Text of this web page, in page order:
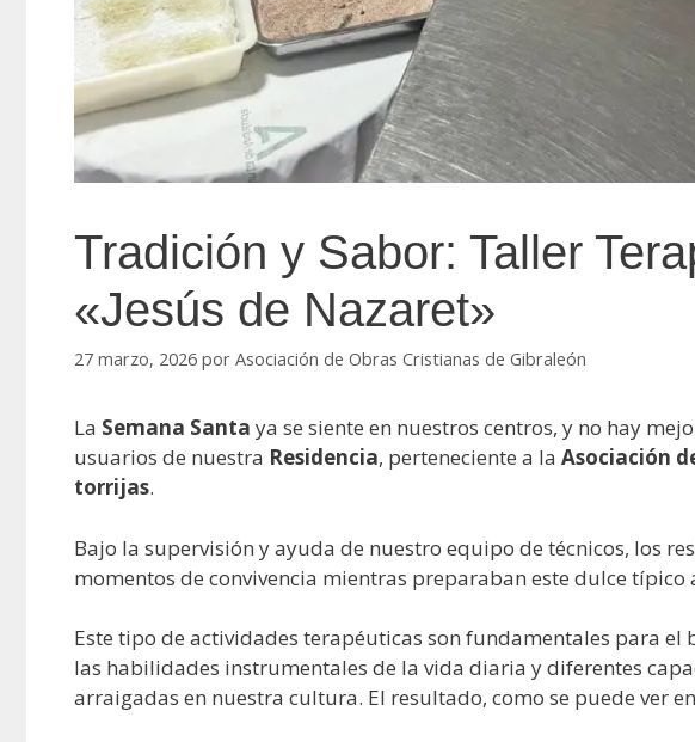
Tradición y Sabor: Taller
«Jesús de Nazaret»
27 marzo, 2026 por Asociación de Obras Cristianas de Gibraleón
La Semana Santa ya se siente en nuestros centros, y no hay
usuarios de nuestra Residencia, perteneciente a la Asociación
torrijas.
Bajo la supervisión y ayuda de nuestro equipo de técnicos, los
momentos de convivencia mientras preparaban este dulce típico
Este tipo de actividades terapéuticas son fundamentales para
las habilidades instrumentales de la vida diaria y diferentes
arraigadas en nuestra cultura. El resultado, como se puede ver